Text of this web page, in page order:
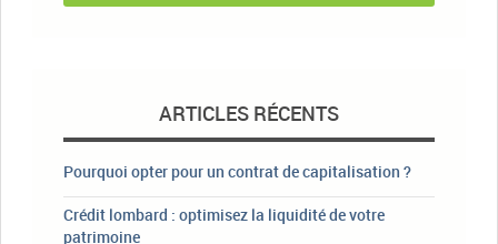
ARTICLES RÉCENTS
Pourquoi opter pour un contrat de capitalisation ?
Crédit lombard : optimisez la liquidité de votre
patrimoine